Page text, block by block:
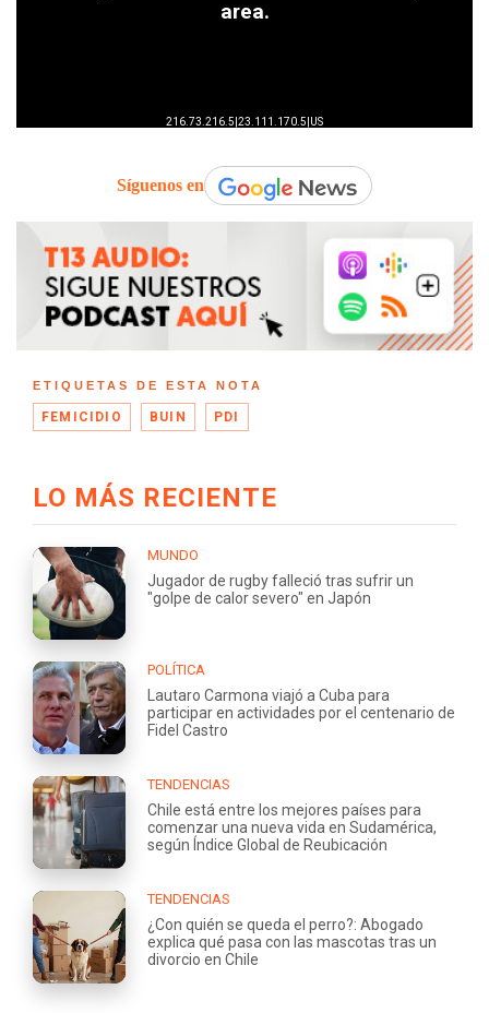
Síguenos en
ETIQUETAS DE ESTA NOTA
FEMICIDIO BUIN PDI
LO MÁS RECIENTE
MUNDO
Jugador de rugby falleció tras sufrir un
"golpe de calor severo" en Japón
POLÍTICA
Lautaro Carmona viajó a Cuba para
participar en actividades por el centenario de
Fidel Castro
TENDENCIAS
Chile está entre los mejores países para
comenzar una nueva vida en Sudamérica,
según Índice Global de Reubicación
TENDENCIAS
¿Con quién se queda el perro?: Abogado
explica qué pasa con las mascotas tras un
divorcio en Chile